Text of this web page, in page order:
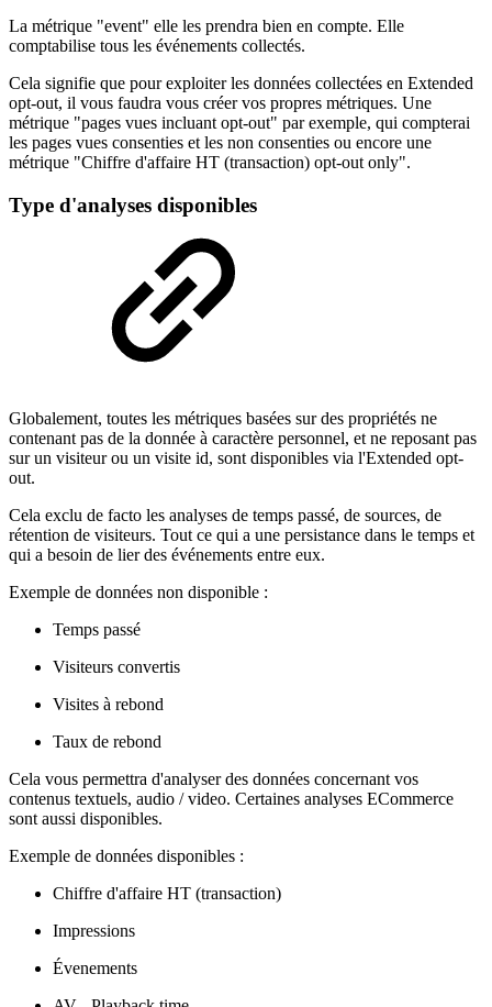
La métrique "event" elle les prendra bien en compte. Elle
comptabilise tous les événements collectés.
Cela signifie que pour exploiter les données collectées en Extended
opt-out, il vous faudra vous créer vos propres métriques. Une
métrique "pages vues incluant opt-out" par exemple, qui compterai
les pages vues consenties et les non consenties ou encore une
métrique "Chiffre d'affaire HT (transaction) opt-out only".
Type d'analyses disponibles
Globalement, toutes les métriques basées sur des propriétés ne
contenant pas de la donnée à caractère personnel, et ne reposant pas
sur un visiteur ou un visite id, sont disponibles via l'Extended opt-
out.
Cela exclu de facto les analyses de temps passé, de sources, de
rétention de visiteurs. Tout ce qui a une persistance dans le temps et
qui a besoin de lier des événements entre eux.
Exemple de données non disponible :
Temps passé
Visiteurs convertis
Visites à rebond
Taux de rebond
Cela vous permettra d'analyser des données concernant vos
contenus textuels, audio / video. Certaines analyses ECommerce
sont aussi disponibles.
Exemple de données disponibles :
Chiffre d'affaire HT (transaction)
Impressions
Évenements